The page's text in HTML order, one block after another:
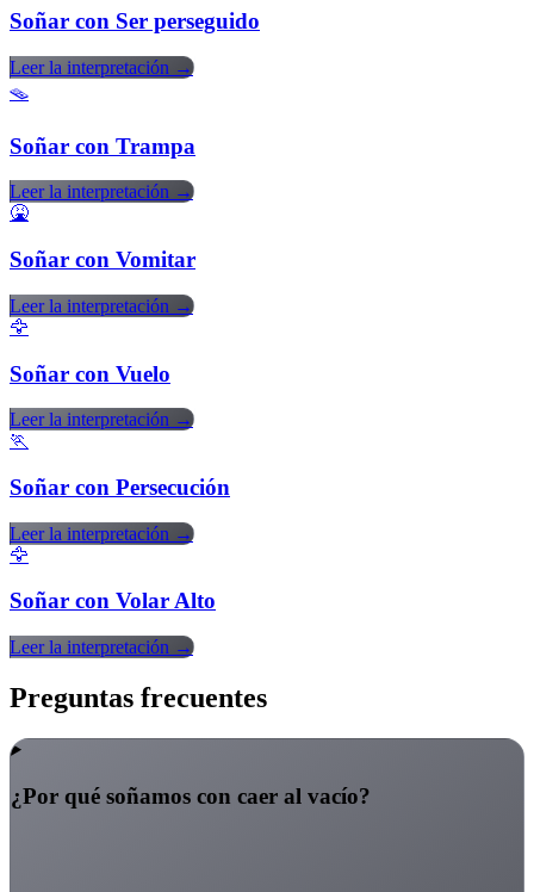
Soñar con Ser perseguido
Leer la interpretación →
🪤
Soñar con Trampa
Leer la interpretación →
🤮
Soñar con Vomitar
Leer la interpretación →
🦅
Soñar con Vuelo
Leer la interpretación →
🏃
Soñar con Persecución
Leer la interpretación →
🦅
Soñar con Volar Alto
Leer la interpretación →
Preguntas frecuentes
¿Por qué soñamos con caer al vacío?